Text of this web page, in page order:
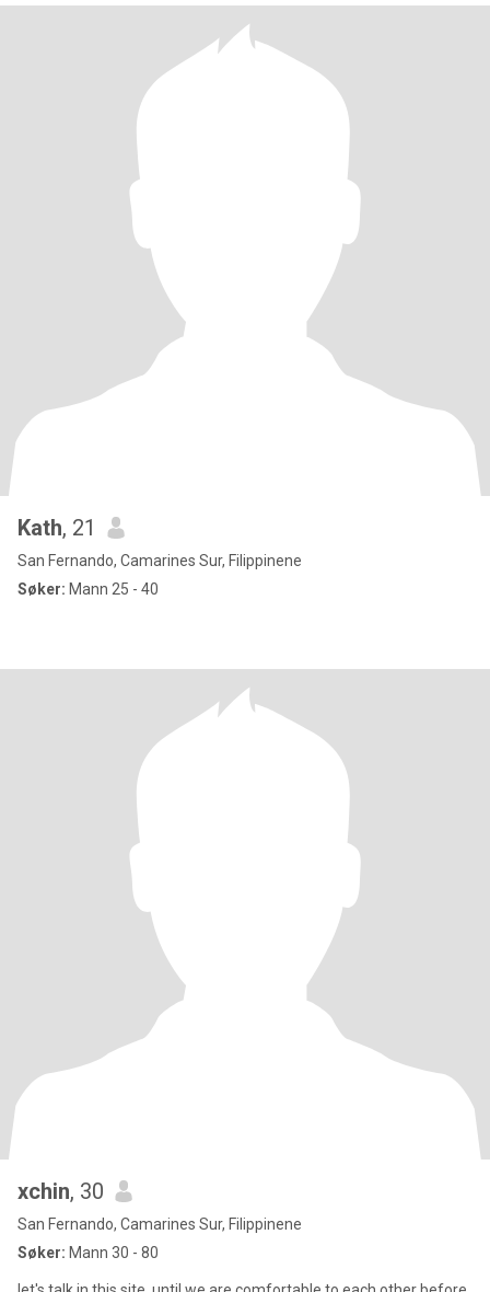
Kath, 21
San Fernando, Camarines Sur, Filippinene
Søker: Mann 25 - 40
xchin, 30
San Fernando, Camarines Sur, Filippinene
Søker: Mann 30 - 80